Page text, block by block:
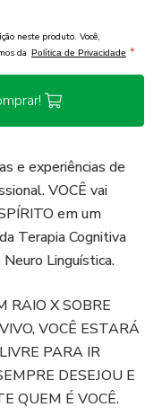
neste produto. Você,
da Política de Privacidade *
e experiências de
VOCÊ vai
em um
Terapia Cognitiva
Linguística.
RAIO X SOBRE
VOCÊ ESTARÁ
PARA IR
DESEJOU E
QUEM É VOCÊ.